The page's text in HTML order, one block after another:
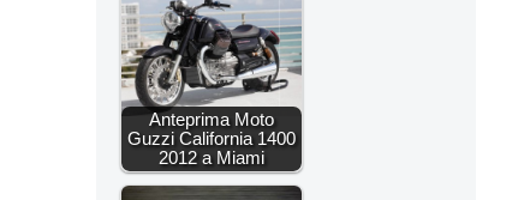
Anteprima Moto
Guzzi California 1400
2012 a Miami